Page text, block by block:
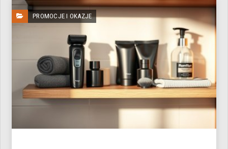
PROMOCJE I OKAZJE